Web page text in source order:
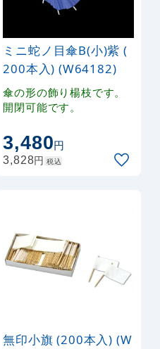
ミニ蛇ノ目傘B(小)紫 (
200本入) (W64182)
傘の形の飾り楊枝です。
開閉可能です。
3,480円
3,828円 税込
無印小旗 (200本入) (W